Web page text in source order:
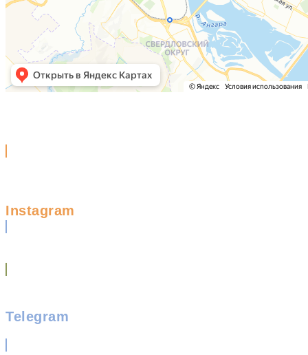
Instagram
Telegram